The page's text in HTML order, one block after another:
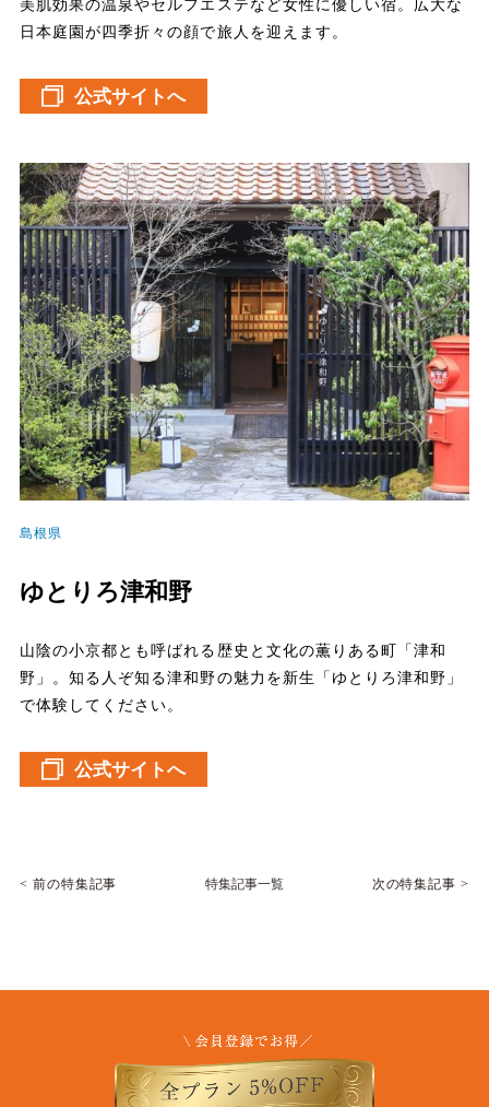
美肌効果の温泉やセルフエステなど女性に優しい宿。広大な
日本庭園が四季折々の顔で旅人を迎えます。
公式サイトへ
島根県
ゆとりろ津和野
山陰の小京都とも呼ばれる歴史と文化の薫りある町「津和
野」。知る人ぞ知る津和野の魅力を新生「ゆとりろ津和野」
で体験してください。
公式サイトへ
前の特集記事 次の特集記事
特集記事一覧